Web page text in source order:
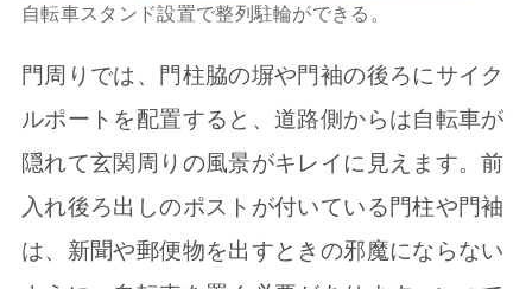
自転車スタンド設置で整列駐輪ができる。
門周りでは、門柱脇の塀や門袖の後ろにサイク
ルポートを配置すると、道路側からは自転車が
隠れて玄関周りの風景がキレイに見えます。前
入れ後ろ出しのポストが付いている門柱や門袖
は、新聞や郵便物を出すときの邪魔にならない